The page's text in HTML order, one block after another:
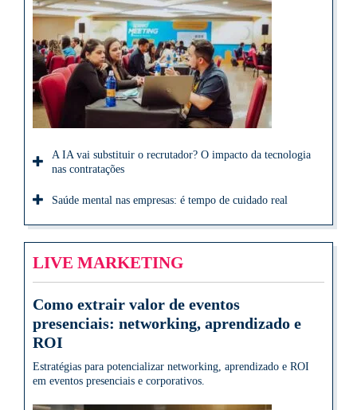
A IA vai substituir o recrutador? O impacto da tecnologia
nas contratações
Saúde mental nas empresas: é tempo de cuidado real
LIVE MARKETING
Como extrair valor de eventos
presenciais: networking, aprendizado e
ROI
Estratégias para potencializar networking, aprendizado e ROI
em eventos presenciais e corporativos.